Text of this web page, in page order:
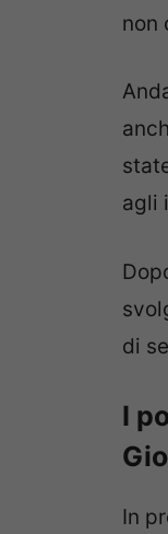
non
agli
di
I
In